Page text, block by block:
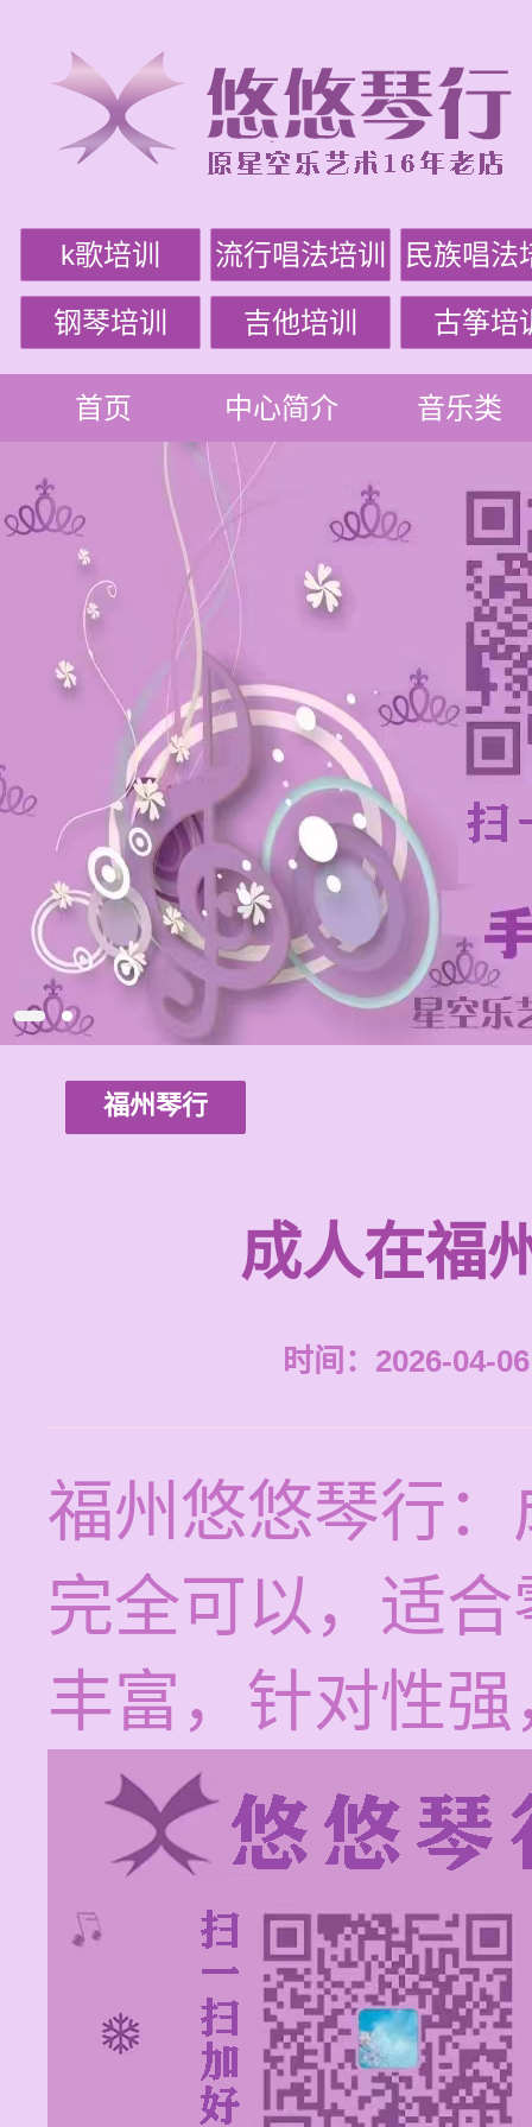
k歌培训 流行唱法培训 民族唱法
钢琴培训 吉他培训 古筝培
首页 中心简介 音乐类
福州琴行
成人在福
时间：2026-04-
福州悠悠琴行
完全可以，适
丰富，针对性